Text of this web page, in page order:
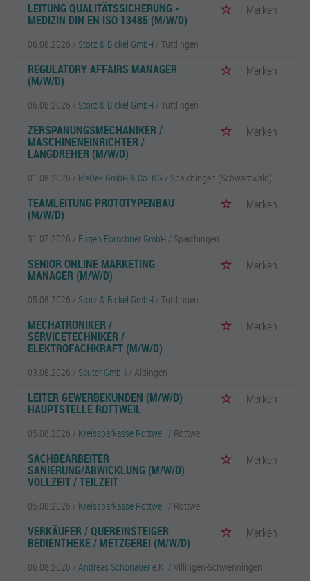
LEITUNG QUALITÄTSSICHERUNG -
MEDIZIN DIN EN ISO 13485 (M/W/D)
Merken
06.08.2026 / Storz & Bickel GmbH / Tuttlingen
REGULATORY AFFAIRS MANAGER
(M/W/D)
Merken
06.08.2026 / Storz & Bickel GmbH / Tuttlingen
ZERSPANUNGSMECHANIKER /
MASCHINENEINRICHTER /
LANGDREHER (M/W/D)
Merken
01.08.2026 / MeDek GmbH & Co. KG / Spaichingen (Schwarzwald)
TEAMLEITUNG PROTOTYPENBAU
(M/W/D)
Merken
31.07.2026 / Eugen Forschner GmbH / Spaichingen
SENIOR ONLINE MARKETING
MANAGER (M/W/D)
Merken
05.08.2026 / Storz & Bickel GmbH / Tuttlingen
MECHATRONIKER /
SERVICETECHNIKER /
ELEKTROFACHKRAFT (M/W/D)
Merken
03.08.2026 / Sauter GmbH / Aldingen
LEITER GEWERBEKUNDEN (M/W/D)
HAUPTSTELLE ROTTWEIL
Merken
05.08.2026 / Kreissparkasse Rottweil / Rottweil
SACHBEARBEITER
SANIERUNG/ABWICKLUNG (M/W/D)
VOLLZEIT / TEILZEIT
Merken
05.08.2026 / Kreissparkasse Rottweil / Rottweil
VERKÄUFER / QUEREINSTEIGER
BEDIENTHEKE / METZGEREI (M/W/D)
Merken
06.08.2026 / Andreas Schönauer e.K. / Villingen-Schwenningen